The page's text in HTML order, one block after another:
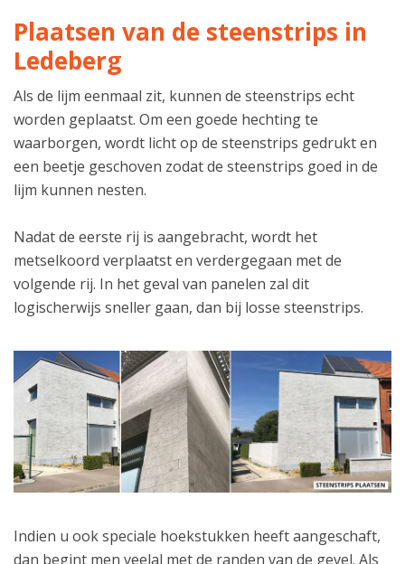
Plaatsen van de steenstrips in
Ledeberg
Als de lijm eenmaal zit, kunnen de steenstrips echt
worden geplaatst. Om een goede hechting te
waarborgen, wordt licht op de steenstrips gedrukt en
een beetje geschoven zodat de steenstrips goed in de
lijm kunnen nesten.
Nadat de eerste rij is aangebracht, wordt het
metselkoord verplaatst en verdergegaan met de
volgende rij. In het geval van panelen zal dit
logischerwijs sneller gaan, dan bij losse steenstrips.
Indien u ook speciale hoekstukken heeft aangeschaft,
dan begint men veelal met de randen van de gevel. Als